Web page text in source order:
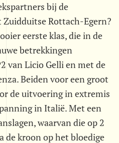
bij de
Rottach-Egern?
eerste klas, die in de
betrekkingen
van Licio Gelli en met de
Beiden voor een groot
de uitvoering in extremis
in Italië. Met een
waarvan die op 2
de kroon op het bloedige